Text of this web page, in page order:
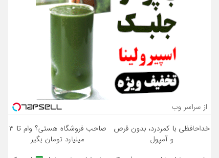
از سراسر وب
خداحافظی با کمردرد، بدون قرص
و آمپول
صاحب فروشگاه هستی؟ وام تا ۳
میلیارد تومان بگیر